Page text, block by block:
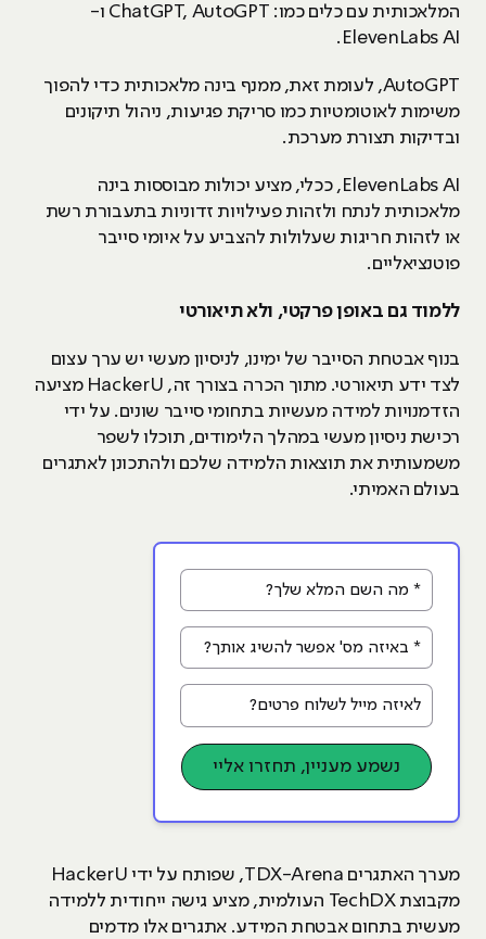
המלאכותית עם כלים כמו: ChatGPT, AutoGPT ו-
ElevenLabs AI.
AutoGPT, לעומת זאת, ממנף בינה מלאכותית כדי להפוך
משימות לאוטומטיות כמו סריקת פגיעות, ניהול תיקונים
ובדיקות תצורת מערכת.
ElevenLabs AI, ככלי, מציע יכולות מבוססות בינה
מלאכותית לנתח ולזהות פעילויות זדוניות בתעבורת רשת
או לזהות חריגות שעלולות להצביע על איומי סייבר
פוטנציאליים.
ללמוד גם באופן פרקטי, ולא תיאורטי
בנוף אבטחת הסייבר של ימינו, לניסיון מעשי יש ערך עצום
לצד ידע תיאורטי. מתוך הכרה בצורך זה, HackerU מציעה
הזדמנויות למידה מעשיות בתחומי סייבר שונים. על ידי
רכישת ניסיון מעשי במהלך הלימודים, תוכלו לשפר
משמעותית את תוצאות הלמידה שלכם ולהתכונן לאתגרים
בעולם האמיתי.
* מה השם המלא שלך?
* באיזה מס' אפשר להשיג אותך?
לאיזה מייל לשלוח פרטים?
נשמע מעניין, תחזרו אליי
מערך האתגרים TDX-Arena, שפותח על ידי HackerU
מקבוצת TechDX העולמית, מציע גישה ייחודית ללמידה
מעשית בתחום אבטחת המידע. אתגרים אלו מדמים